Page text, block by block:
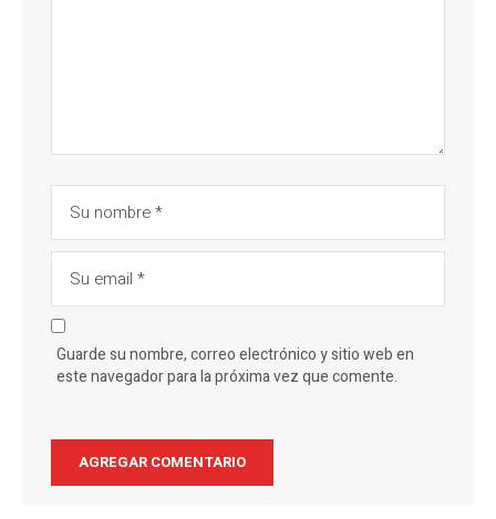
Guarde su nombre, correo electrónico y sitio web en
este navegador para la próxima vez que comente.